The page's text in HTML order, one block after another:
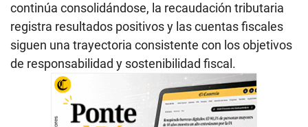
continúa consolidándose, la recaudación tributaria
registra resultados positivos y las cuentas fiscales
siguen una trayectoria consistente con los objetivos
de responsabilidad y sostenibilidad fiscal.